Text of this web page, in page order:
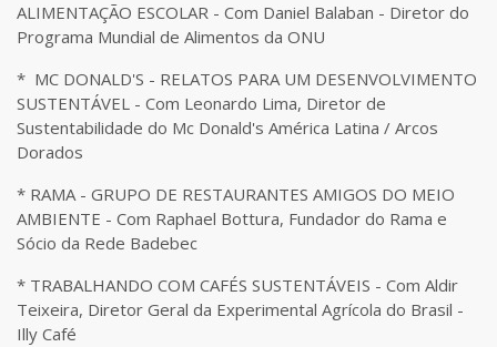
ALIMENTAÇÃO ESCOLAR - Com Daniel Balaban - Diretor do
Programa Mundial de Alimentos da ONU
* MC DONALD'S - RELATOS PARA UM DESENVOLVIMENTO
SUSTENTÁVEL - Com Leonardo Lima, Diretor de
Sustentabilidade do Mc Donald's América Latina / Arcos
Dorados
* RAMA - GRUPO DE RESTAURANTES AMIGOS DO MEIO
AMBIENTE - Com Raphael Bottura, Fundador do Rama e
Sócio da Rede Badebec
* TRABALHANDO COM CAFÉS SUSTENTÁVEIS - Com Aldir
Teixeira, Diretor Geral da Experimental Agrícola do Brasil -
Illy Café